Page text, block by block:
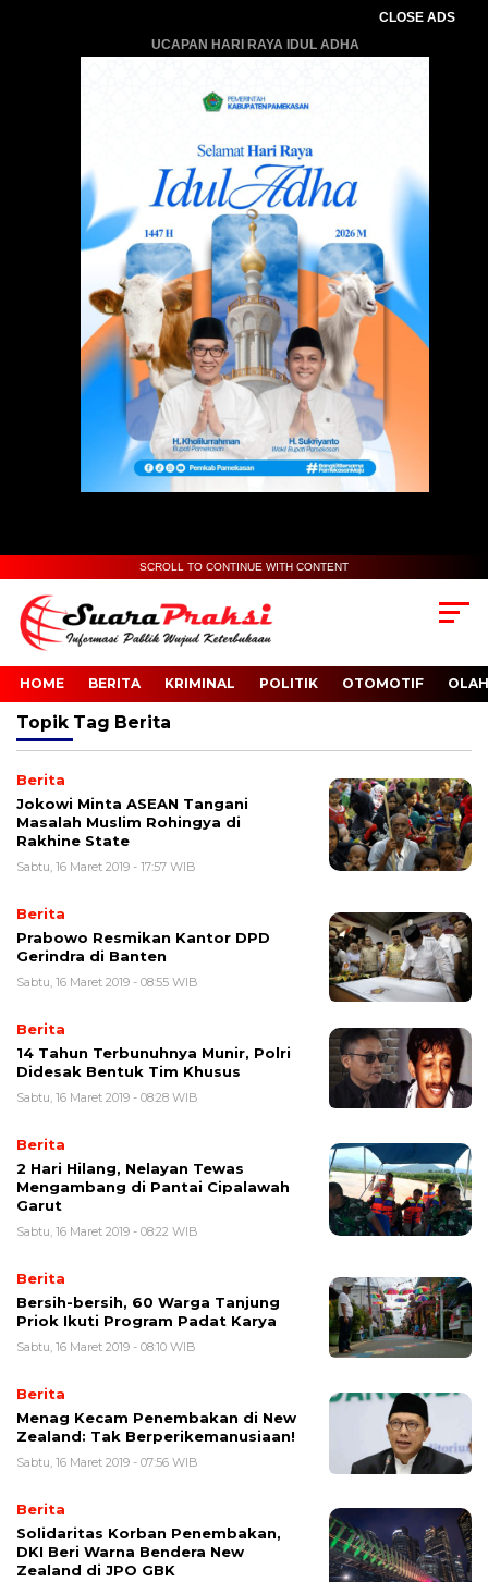
CLOSE ADS
UCAPAN HARI RAYA IDUL ADHA
SCROLL TO CONTINUE WITH CONTENT
HOME BERITA KRIMINAL POLITIK OTOMOTIF
Topik Tag Berita
Berita
Jokowi Minta ASEAN Tangani
Masalah Muslim Rohingya di
Rakhine State
Sabtu, 16 Maret 2019 - 17:57 WIB
Berita
Prabowo Resmikan Kantor DPD
Gerindra di Banten
Sabtu, 16 Maret 2019 - 08:55 WIB
Berita
14 Tahun Terbunuhnya Munir, Polri
Didesak Bentuk Tim Khusus
Sabtu, 16 Maret 2019 - 08:28 WIB
Berita
2 Hari Hilang, Nelayan Tewas
Mengambang di Pantai Cipalawah
Garut
Sabtu, 16 Maret 2019 - 08:22 WIB
Berita
Bersih-bersih, 60 Warga Tanjung
Priok Ikuti Program Padat Karya
Sabtu, 16 Maret 2019 - 08:10 WIB
Berita
Menag Kecam Penembakan di New
Zealand: Tak Berperikemanusiaan!
Sabtu, 16 Maret 2019 - 07:56 WIB
Berita
Solidaritas Korban Penembakan,
DKI Beri Warna Bendera New
Zealand di JPO GBK